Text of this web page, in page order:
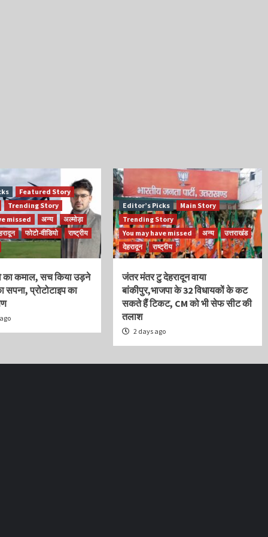
Featured Story
Trending Story
missed
अन्य
अल्मोड़ा
फोटो-वीडियो राष्ट्रीय
का कमाल, सच किया उड़ने
सपना, प्रोटोटाइप का
Editor’s Picks
Main Story
Trending Story
You may have missed
अन्य
उत्तराखंड
देहरादून
राष्ट्रीय
जंतर मंतर टु देहरादून वाया
बांकीपुर,भाजपा के 32 विधायकों के कट
सकते हैं टिकट, CM को भी सेफ सीट की
तलाश
2 days ago